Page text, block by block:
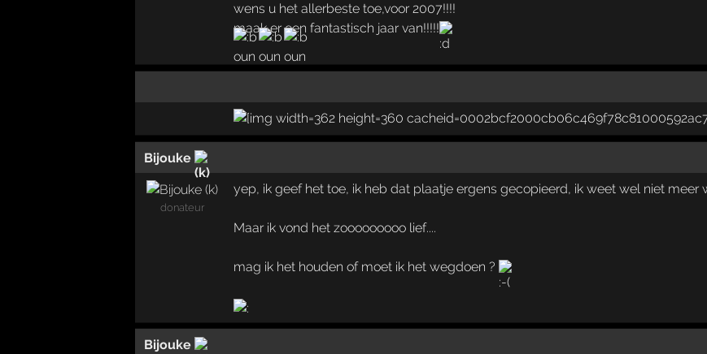
wens u het allerbeste toe,voor 2007!!!!
maak er een fantastisch jaar van!!!!!
Bijouke
donateur
yep, ik geef het toe, ik heb dat plaatje ergens gecopieerd, ik weet wel niet meer
Maar ik vond het zooooooooo lief....
mag ik het houden of moet ik het wegdoen ?
Bijouke